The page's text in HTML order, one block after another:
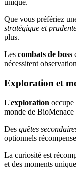
unique.
Que vous préfériez
stratégique et
plus.
Les combats de boss
nécessitent
Exploration et
L'exploration occupe
monde de BioMenace
Des quêtes
optionnels
La curiosité est
et des moments